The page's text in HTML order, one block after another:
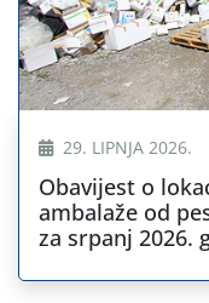
29. LIPNJA 2026.
Obavijest o
ambalaže od
za srpanj 2026.